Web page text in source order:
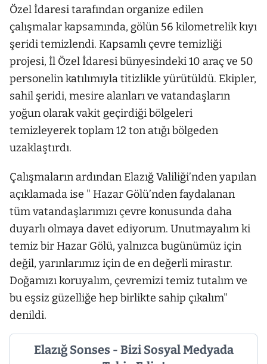
Özel İdaresi tarafından organize edilen
çalışmalar kapsamında, gölün 56 kilometrelik kıyı
şeridi temizlendi. Kapsamlı çevre temizliği
projesi, İl Özel İdaresi bünyesindeki 10 araç ve 50
personelin katılımıyla titizlikle yürütüldü. Ekipler,
sahil şeridi, mesire alanları ve vatandaşların
yoğun olarak vakit geçirdiği bölgeleri
temizleyerek toplam 12 ton atığı bölgeden
uzaklaştırdı.
Çalışmaların ardından Elazığ Valiliği’nden yapılan
açıklamada ise " Hazar Gölü’nden faydalanan
tüm vatandaşlarımızı çevre konusunda daha
duyarlı olmaya davet ediyorum. Unutmayalım ki
temiz bir Hazar Gölü, yalnızca bugünümüz için
değil, yarınlarımız için de en değerli mirastır.
Doğamızı koruyalım, çevremizi temiz tutalım ve
bu eşsiz güzelliğe hep birlikte sahip çıkalım"
denildi.
Elazığ Sonses - Bizi Sosyal Medyada